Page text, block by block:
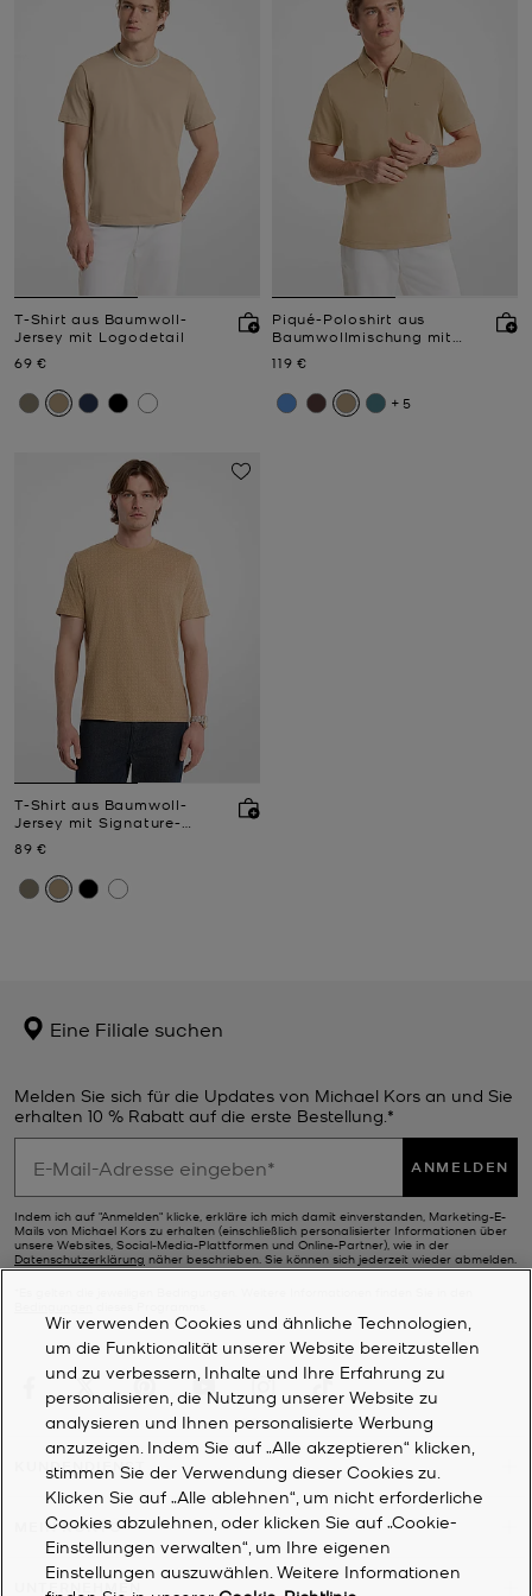
T-Shirt aus Baumwoll-
Jersey mit Logodetail
Jetzt
69 €
Piqué-Poloshirt aus
Baumwollmischung mit
Jetzt
119 €
+5
T-Shirt aus Baumwoll-
Jersey mit Signature-
Logomuster
Jetzt
89 €
Eine Filiale suchen
Melden Sie sich für die Updates von Michael Kors an und Sie
erhalten 10 % Rabatt auf die erste Bestellung.*
ANMELDEN
Indem ich auf "Anmelden" klicke, erkläre ich mich damit einverstanden, Marketing-E-
Mails von Michael Kors zu erhalten (einschließlich personalisierter Informationen über
unsere Websites, Social-Media-Plattformen und Online-Partner), wie in der
Datenschutzerklärung näher beschrieben. Sie können sich jederzeit wieder abmelden.
KUNDENDIENST
MEIN KONTO
UNTERNEHMEN
Wir verwenden Cookies und ähnliche Technologien,
um die Funktionalität unserer Website bereitzustellen
und zu verbessern, Inhalte und Ihre Erfahrung zu
personalisieren, die Nutzung unserer Website zu
analysieren und Ihnen personalisierte Werbung
anzuzeigen. Indem Sie auf „Alle akzeptieren“ klicken,
stimmen Sie der Verwendung dieser Cookies zu.
Klicken Sie auf „Alle ablehnen“, um nicht erforderliche
Cookies abzulehnen, oder klicken Sie auf „Cookie-
Einstellungen verwalten“, um Ihre eigenen
Einstellungen auszuwählen. Weitere Informationen